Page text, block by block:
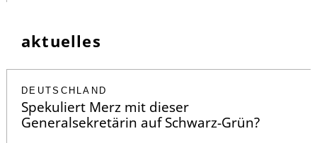
aktuelles
DEUTSCHLAND
Spekuliert Merz mit dieser
Generalsekretärin auf Schwarz-Grün?